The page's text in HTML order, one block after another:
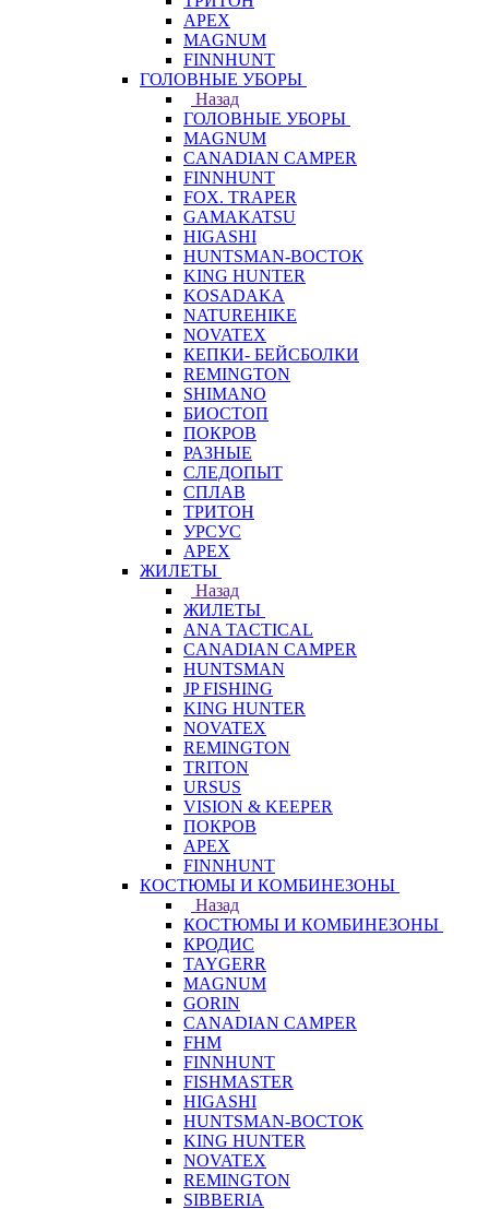
APEX
MAGNUM
FINNHUNT
ГОЛОВНЫЕ УБОРЫ
Назад
ГОЛОВНЫЕ УБОРЫ
MAGNUM
CANADIAN CAMPER
FINNHUNT
FOX. TRAPER
GAMAKATSU
HIGASHI
HUNTSMAN-ВОСТОК
KING HUNTER
KOSADAKA
NATUREHIKE
NOVATEX
КЕПКИ- БЕЙСБОЛКИ
REMINGTON
SHIMANO
БИОСТОП
ПОКРОВ
РАЗНЫЕ
СЛЕДОПЫТ
СПЛАВ
ТРИТОН
УРСУС
APEX
ЖИЛЕТЫ
Назад
ЖИЛЕТЫ
ANA TACTICAL
CANADIAN CAMPER
HUNTSMAN
JP FISHING
KING HUNTER
NOVATEX
REMINGTON
TRITON
URSUS
VISION & KEEPER
ПОКРОВ
APEX
FINNHUNT
КОСТЮМЫ И КОМБИНЕЗОНЫ
Назад
КОСТЮМЫ И КОМБИНЕЗОНЫ
КРОДИС
TAYGERR
MAGNUM
GORIN
CANADIAN CAMPER
FHM
FINNHUNT
FISHMASTER
HIGASHI
HUNTSMAN-ВОСТОК
KING HUNTER
NOVATEX
REMINGTON
SIBBERIA